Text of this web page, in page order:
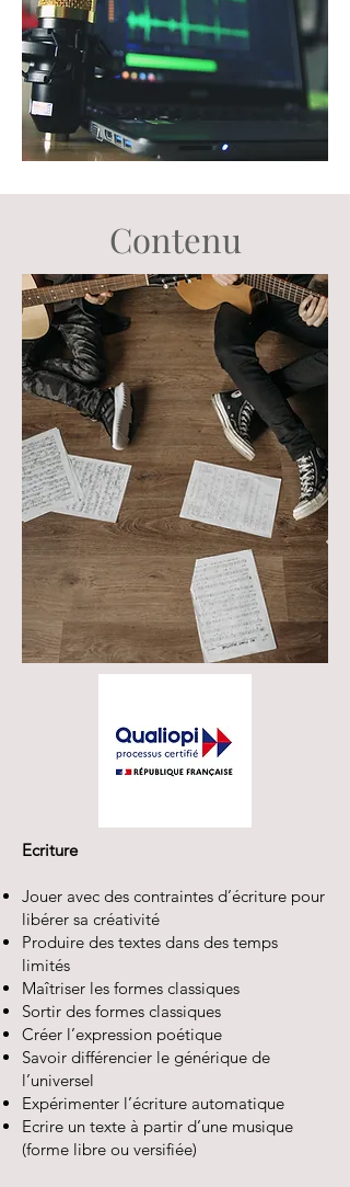
Contenu
​Ecriture
Jouer avec des contraintes d’écriture pour
libérer sa créativité
Produire des textes dans des temps
limités
Maîtriser les formes classiques
Sortir des formes classiques
Créer l’expression poétique
Savoir différencier le générique de
l’universel
Expérimenter l’écriture automatique
Ecrire un texte à partir d’une musique
(forme libre ou versifiée)